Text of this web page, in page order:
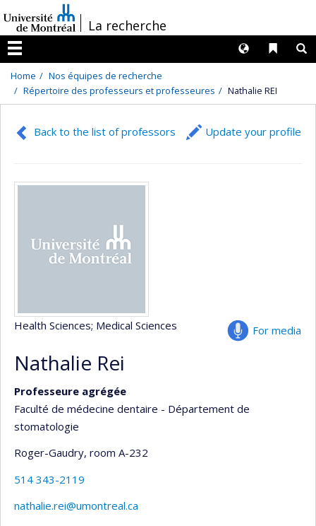
au
contenu
/La recherche
Menu
Liens
Langues
Home
Nos équipes de recherche
Répertoire des professeurs et professeures
Nathalie REI
Back to the list of professors Update your profile
For media
Health Sciences; Medical Sciences
Nathalie Rei
Professeure agrégée
Faculté de médecine dentaire - Département de
stomatologie
Roger-Gaudry, room A-232
514 343-2119
nathalie.rei@umontreal.ca